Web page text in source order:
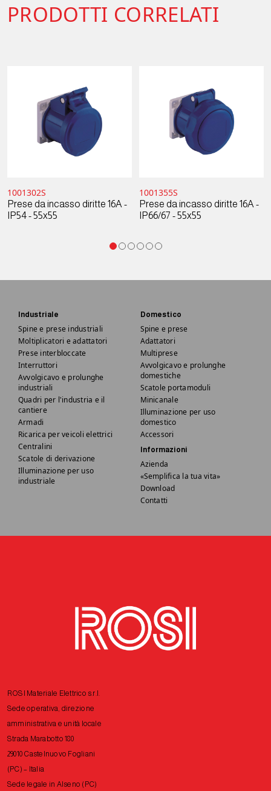
PRODOTTI CORRELATI
1001302S
Prese da incasso diritte 16A -
IP54 - 55x55
1001355S
Prese da incasso diritte 16A -
IP66/67 - 55x55
Industriale
Spine e prese industriali
Moltiplicatori e adattatori
Prese interbloccate
Interruttori
Avvolgicavo e prolunghe
industriali
Quadri per l'industria e il
cantiere
Armadi
Ricarica per veicoli elettrici
Centralini
Scatole di derivazione
Illuminazione per uso
industriale
Domestico
Spine e prese
Adattatori
Multiprese
Avvolgicavo e prolunghe
domestiche
Scatole portamoduli
Minicanale
Illuminazione per uso
domestico
Accessori
Informazioni
Azienda
«Semplifica la tua vita»
Download
Contatti
ROSI Materiale Elettrico s.r.l.
Sede operativa, direzione
amministrativa e unità locale
Strada Marabotto 180
29010 Castelnuovo Fogliani
(PC) – Italia
Sede legale in Alseno (PC)